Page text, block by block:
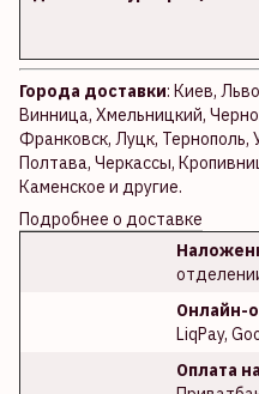
Города доставки: Киев,
Винница, Хмельницкий,
Франковск, Луцк, Тернополь,
Полтава, Черкассы,
Каменское и другие.
Подробнее о доставке
Онлайн-
LiqPay,
Оплата